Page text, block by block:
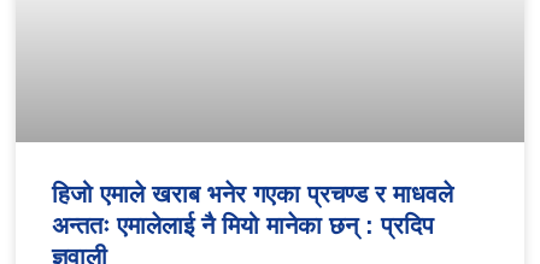
हिजो एमाले खराब भनेर गएका प्रचण्ड र माधवले
अन्ततः एमालेलाई नै मियो मानेका छन् : प्रदिप
ज्ञवाली